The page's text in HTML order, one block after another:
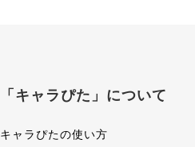
「キャラぴた」について
キャラぴたの使い方